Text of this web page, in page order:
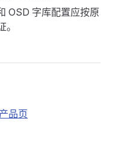
OSD 字库配置应按原
品页